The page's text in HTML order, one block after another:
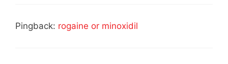
Pingback: rogaine or minoxidil